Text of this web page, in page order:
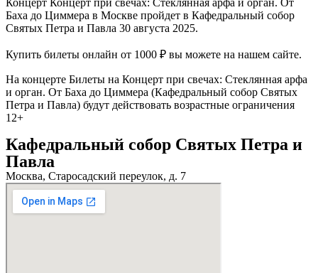
Концерт Концерт при свечах: Стеклянная арфа и орган. От
Баха до Циммера в Москве пройдет в Кафедральный собор
Святых Петра и Павла 30 августа 2025.
Купить билеты онлайн от 1000 ₽ вы можете на нашем сайте.
На концерте Билеты на Концерт при свечах: Стеклянная арфа
и орган. От Баха до Циммера (Кафедральный собор Святых
Петра и Павла) будут действовать возрастные ограничения
12+
Кафедральный собор Святых Петра и
Павла
Москва, Старосадский переулок, д. 7